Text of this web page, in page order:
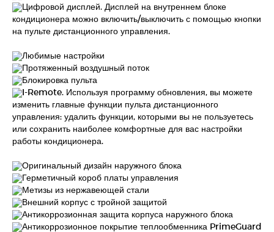
Цифровой дисплей. Дисплей на внутреннем блоке
кондиционера можно включить/выключить с помощью кнопки
на пульте дистанционного управления.
Любимые настройки
Протяженный воздушный поток
Блокировка пульта
I-Remote. Используя программу обновления, вы можете
изменить главные функции пульта дистанционного
управления: удалить функции, которыми вы не пользуетесь
или сохранить наиболее комфортные для вас настройки
работы кондиционера.
Оригинальный дизайн наружного блока
Герметичный короб платы управления
Метизы из нержавеющей стали
Внешний корпус с тройной защитой
Антикоррозионная защита корпуса наружного блока
Антикоррозионное покрытие теплообменника PrimeGuard